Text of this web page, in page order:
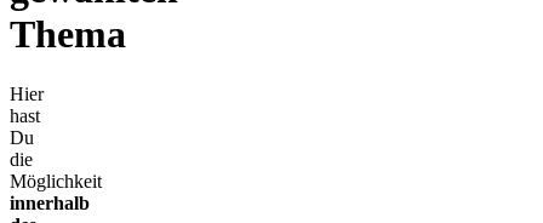
Thema
Hier
hast
Du
die
Möglichkeit
innerhalb